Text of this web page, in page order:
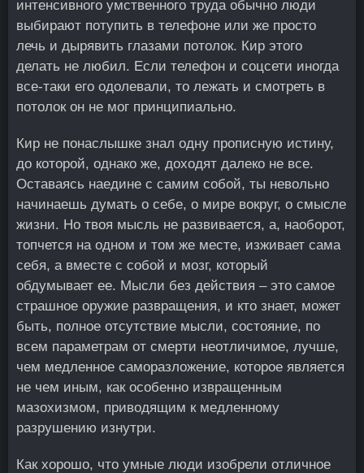
интенсивного умственного труда обычно люди
выбирают потупить в телефоне или же просто
лечь и дырявить глазами потолок. Кир этого
делать не любил. Если телефон и соцсети иногда
все-таки его одолевали, то лежать и смотреть в
потолок он не мог принципиально.
Кир не понаслышке знал одну прописную истину,
до которой, однако же, доходят далеко не все.
Оставаясь наедине с самим собой, ты невольно
начинаешь думать о себе, о мире вокруг, о смысле
жизни. Но твоя мысль не развивается, а, наоборот,
топчется на одном и том же месте, изживает сама
себя, а вместе с собой и мозг, который
обдумывает ее. Мысли без действия – это самое
страшное оружие развращения, и кто знает, может
быть, полное отсутствие мысли, состояние, по
всем параметрам от смерти неотличимое, лучше,
чем медленное саморазложение, которое является
не чем иным, как особенно извращенным
мазохизмом, приводящим к медленному
разрушению изнутри.
Как хорошо, что умные люди изобрели отличное